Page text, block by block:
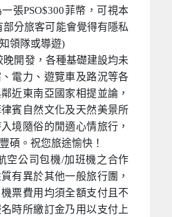
張PSO$300菲幣，可視本
分旅客可能會覺得有隱私
領隊或導遊)
晚開發，各種基礎建設均未
電力、遊覽車及路況等各
近東南亞國家相提並論，
賓自然文化及天然美景所
境隨俗的閒適心情旅行，
碩。祝您旅途愉快！
空公司包機/加班機之合作
有異於其他一般旅行團，
票費用均須全額支付且不
時所繳訂金乃用以支付上